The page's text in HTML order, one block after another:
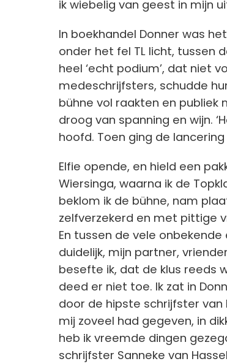
ik wiebelig van geest in mijn
In boekhandel Donner was
onder het fel TL licht, tussen
heel ‘echt podium’, dat niet
medeschrijfsters, schudde
bühne vol raakten en publiek
droog van spanning en wijn.
hoofd. Toen ging de
Elfie opende, en hield een
Wiersinga, waarna ik de
beklom ik de bühne, nam
zelfverzekerd en met pittige
En tussen de vele
duidelijk, mijn partner,
besefte ik, dat de klus reeds
deed er niet toe. Ik zat in
door de hipste schrijfster
mij zoveel had gegeven, in
heb ik vreemde dingen
schrijfster Sanneke van